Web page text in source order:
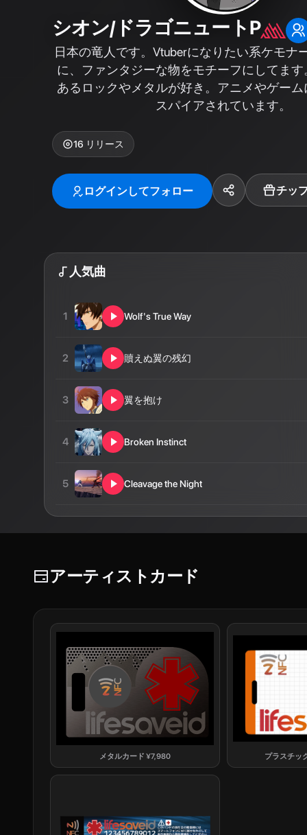
シオン/ドラゴニュートP
日本の竜人です。Vtuberになりたい系ケモナ
に、ファンタジーな物をモチーフにしてま
あるロックやメタルが好き。アニメやゲー
スパイアされています。
16 リリース
ログインしてフォロー チッ
人気曲
1 Wolf's True Way
2 贖えぬ翼の残幻
3 翼を抱け
4 Broken Instinct
5 Cleavage the Night
アーティストカード
メタルカード ¥7,980 プラスチッ